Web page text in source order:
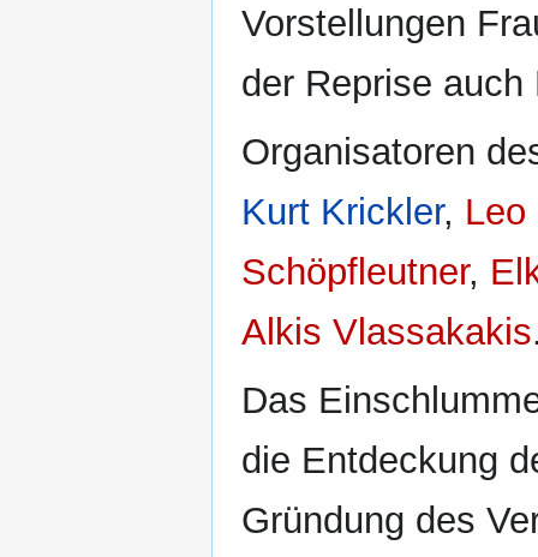
Vorstellungen
der Reprise
Organisatoren
Kurt Krickler, Leo
Schöpfleutner,
Alkis Vlassakakis
Das
die Entdeckung
Gründung des